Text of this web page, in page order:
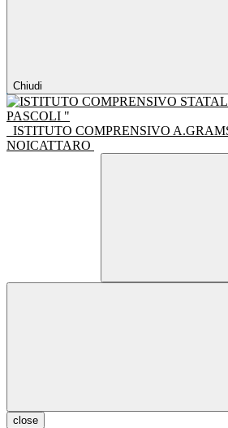
Chiudi
ISTITUTO COMPRENSIVO
NOICATTARO
close